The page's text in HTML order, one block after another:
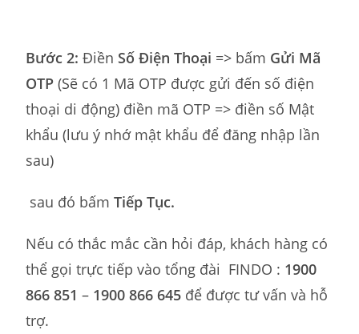
Bước 2: Điền Số Điện Thoại => bấm Gửi Mã
OTP (Sẽ có 1 Mã OTP được gửi đến số điện
thoại di động) điền mã OTP => điền số Mật
khẩu (lưu ý nhớ mật khẩu để đăng nhập lần
sau)
sau đó bấmTiếp Tục.
Nếu có thắc mắc cần hỏi đáp, khách hàng có
thể gọi trực tiếp vào tổng đài FINDO : 1900
866 851– 1900 866 645 để được tư vấn và hỗ
trợ.